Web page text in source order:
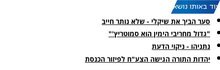
עוד באותו נושא:
סער הביך את שיקלי - שלא נותר חייב
"גדול מחריבי הימין הוא סמוטריץ'"
נתניהו - ניקוי הדעת
יהדות התורה הגישה הצע"ח לפיזור הכנסת